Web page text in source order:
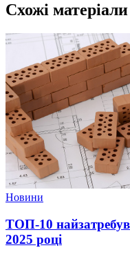
Схожі матеріали
Новини
ТОП-10
2025 році